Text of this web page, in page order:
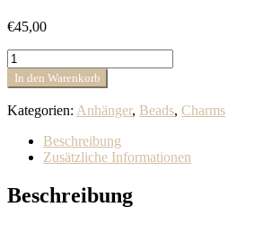
€45,00
Pandora
Zweireihiger
Pavé
Clip
798422C01
Menge
In den Warenkorb
Kategorien: Anhänger, Beads, Charms
Beschreibung
Zusätzliche Informationen
Beschreibung